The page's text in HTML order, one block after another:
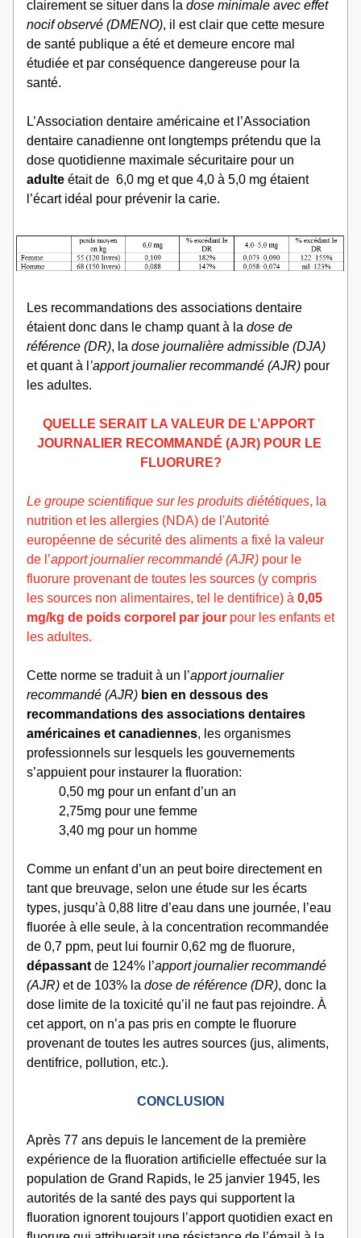
clairement se situer dans la dose minimale avec effet
nocif observé (DMENO), il est clair que cette mesure
de santé publique a été et demeure encore mal
étudiée et par conséquence dangereuse pour la
santé.
L’Association dentaire américaine et l’Association
dentaire canadienne ont longtemps prétendu que la
adulte était de  6,0 mg et que 4,0 à 5,0 mg étaient
l’écart idéal pour prévenir la carie.
Les recommandations des associations dentaire
étaient donc dans le champ quant à la dose de
référence (DR), la dose journalière admissible (DJA)
et quant à l ’apport journalier recommandé (AJR) pour
les adultes.
QUELLE SERAIT LA VALEUR DE L’APPORT
JOURNALIER RECOMMANDÉ (AJR) POUR LE
FLUORURE?
Le groupe scientifique sur les produits diététiques, la
nutrition et les allergies (NDA) de l'Autorité
européenne de sécurité des aliments a fixé la valeur
de l’apport journalier recommandé (AJR) pour le
fluorure provenant de toutes les sources (y compris
les sources non alimentaires, tel le dentifrice) à 0,05
mg/kg de poids corporel par jour pour les enfants et
les adultes.
Cette norme se traduit à un l’apport journalier
recommandé (AJR) bien en dessous des
recommandations des associations dentaires
américaines et canadiennes, les organismes
professionnels sur lesquels les gouvernements
s’appuient pour instaurer la fluoration:
0,50 mg pour un enfant d’un an
2,75mg pour une femme
3,40 mg pour un homme
Comme un enfant d’un an peut boire directement en
tant que breuvage, selon une étude sur les écarts
types, jusqu’à 0,88 litre d’eau dans une journée, l’eau
fluorée à elle seule, à la concentration recommandée
dépassant de 124% l’apport journalier recommandé
(AJR) et de 103% la dose de référence (DR), donc la
dose limite de la toxicité qu’il ne faut pas rejoindre. À
cet apport, on n’a pas pris en compte le fluorure
provenant de toutes les autres sources (jus, aliments,
dentifrice, pollution, etc.).
CONCLUSION
Après 77 ans depuis le lancement de la première
expérience de la fluoration artificielle effectuée sur la
population de Grand Rapids, le 25 janvier 1945, les
autorités de la santé des pays qui supportent la
fluoration ignorent toujours l’apport quotidien exact en